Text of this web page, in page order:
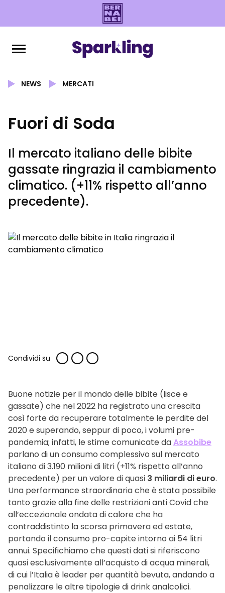
NEWS MERCATI
Fuori di Soda
Il mercato italiano delle bibite
gassate ringrazia il cambiamento
climatico. (+11% rispetto all’anno
precedente).
Condividi su
Buone notizie per il mondo delle bibite (lisce e
gassate) che nel 2022 ha registrato una crescita
così forte da recuperare totalmente le perdite del
2020 e superando, seppur di poco, i volumi pre-
pandemia; infatti, le stime comunicate daAssobibe
parlano di un consumo complessivo sul mercato
italiano di 3.190 milioni di litri (+11% rispetto all’anno
precedente) per un valore di quasi 3 miliardi di euro.
Una performance straordinaria che è stata possibile
tanto grazie alla fine delle restrizioni anti Covid che
all’eccezionale ondata di calore che ha
contraddistinto la scorsa primavera ed estate,
portando il consumo pro-capite intorno ai 54 litri
annui. Specifichiamo che questi dati si riferiscono
quasi esclusivamente all’acquisto di acqua minerali,
di cui l’Italia è leader per quantità bevuta, andando a
penalizzare le altre tipologie di drink analcolici.